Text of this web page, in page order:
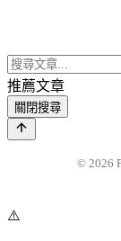
推薦文章
關閉搜尋
© 2026
⚠️